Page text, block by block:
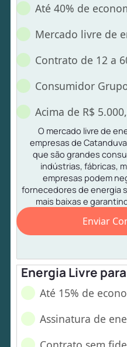
Até 40% de
Mercado livre de
Contrato de 12 a
Consumidor
Acima de R$
O mercado livre de
empresas de
que são grandes
indústrias, fábricas,
empresas podem
fornecedores de energia
mais baixas e
Enviar
Energia Livre para
Até 15% de
Assinatura de